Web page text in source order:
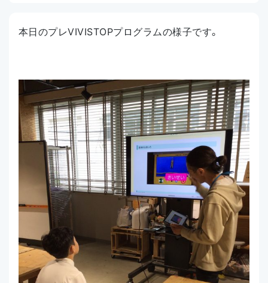
アクセス
本日のプレVIVISTOPプログラムの様子です。